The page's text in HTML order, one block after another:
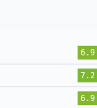
6.9
7.2
6.9